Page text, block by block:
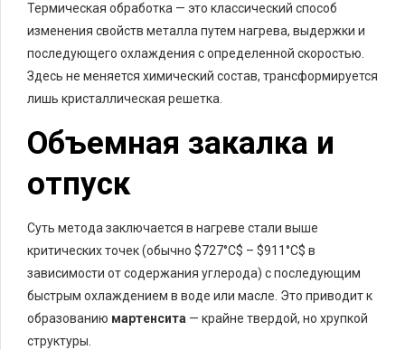
Термическая обработка — это классический способ
изменения свойств металла путем нагрева, выдержки и
последующего охлаждения с определенной скоростью.
Здесь не меняется химический состав, трансформируется
лишь кристаллическая решетка.
Объемная закалка и
отпуск
Суть метода заключается в нагреве стали выше
критических точек (обычно $727°C$ – $911°C$ в
зависимости от содержания углерода) с последующим
быстрым охлаждением в воде или масле. Это приводит к
образованию мартенсита — крайне твердой, но хрупкой
структуры.